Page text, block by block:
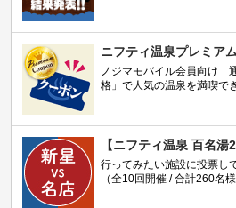
ニフティ温泉プレミア
ノジマモバイル会員向け
格」で人気の温泉を満喫で
【ニフティ温泉 百名湯
行ってみたい施設に投票し
（全10回開催 / 合計260名様